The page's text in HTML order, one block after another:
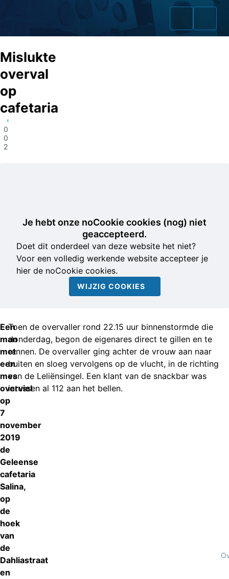
Zaken
Volg ons
Mislukte
overval
op
cafetaria
Geleen
04-
02-
2020
Je hebt onze noCookie cookies (nog) niet
geaccepteerd.
Doet dit onderdeel van deze website het niet?
Voor een volledig werkende website accepteer je
hier de noCookie cookies.
WIJZIG COOKIES
Een
man
met
een
mes
overviel
op
7
november
2019
de
Geleense
cafetaria
Salina,
op
de
hoek
van
de
Dahliastraat
en
Toen de overvaller rond 22.15 uur binnenstormde die
donderdag, begon de eigenares direct te gillen en te
rennen. De overvaller ging achter de vrouw aan naar
buiten en sloeg vervolgens op de vlucht, in de richting
van de Leliënsingel. Een klant van de snackbar was
intussen al 112 aan het bellen.